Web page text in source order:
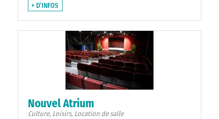
+ D’INFOS
Nouvel Atrium
Culture, Loisirs, Location de salle